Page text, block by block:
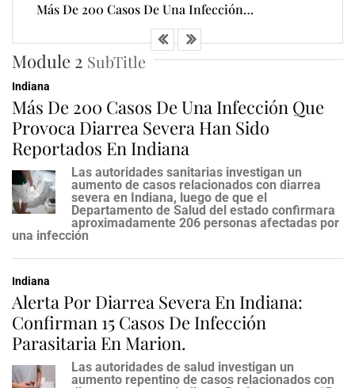
Más De 200 Casos De Una Infección…
ERIC FERNANDEZ ON JUL 8, 2026
Sin Bandera Llegará A Indianápolis Con Su…
ERIC FERNANDEZON JUN 22, 2026
El Primer Buc-Ee’s En Indiana Está Cada…
Module 2 SubTitle
Indiana
Más De 200 Casos De Una Infección Que
Provoca Diarrea Severa Han Sido
Reportados En Indiana
Las autoridades sanitarias investigan un
aumento de casos relacionados con diarrea
severa en Indiana, luego de que el
Departamento de Salud del estado confirmara
aproximadamente 206 personas afectadas por
una infección
Indiana
Alerta Por Diarrea Severa En Indiana:
Confirman 15 Casos De Infección
Parasitaria En Marion.
Las autoridades de salud investigan un
aumento repentino de casos relacionados con